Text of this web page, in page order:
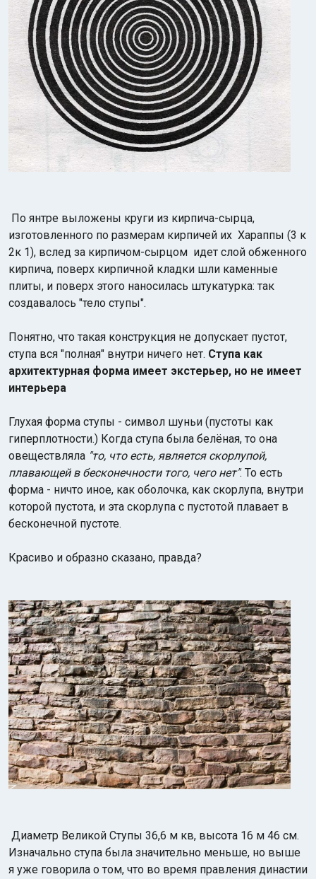
По янтре выложены круги из кирпича-сырца,
изготовленного по размерам кирпичей их Хараппы (3 к
2к 1), вслед за кирпичом-сырцом идет слой обженного
кирпича, поверх кирпичной кладки шли каменные
плиты, и поверх этого наносилась штукатурка: так
создавалось "тело ступы".
Понятно, что такая конструкция не допускает пустот,
ступа вся "полная" внутри ничего нет. Ступа как
архитектурная форма имеет экстерьер, но не имеет
интерьера
Глухая форма ступы - символ шуньи (пустоты как
гиперплотности.) Когда ступа была белёная, то она
овеществляла "то, что есть, является скорлупой,
плавающей в бесконечности того, чего нет". То есть
форма - ничто иное, как оболочка, как скорлупа, внутри
которой пустота, и эта скорлупа с пустотой плавает в
бесконечной пустоте.
Красиво и образно сказано, правда?
Диаметр Великой Ступы 36,6 м кв, высота 16 м 46 см.
Изначально ступа была значительно меньше, но выше
я уже говорила о том, что во время правления династии